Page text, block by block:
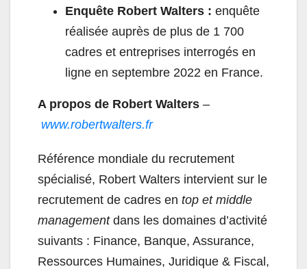
Enquête Robert Walters : enquête
réalisée auprès de plus de 1 700
cadres et entreprises interrogés en
ligne en septembre 2022 en France.
A propos de Robert Walters –
www.robertwalters.fr
Référence mondiale du recrutement
spécialisé, Robert Walters intervient sur le
recrutement de cadres en top et middle
management dans les domaines d’activité
suivants : Finance, Banque, Assurance,
Ressources Humaines, Juridique & Fiscal,